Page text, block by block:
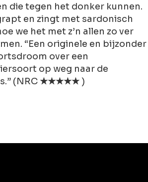
die tegen het donker kunnen.
en zingt met sardonisch
we het met z’n allen zo ver
“Een originele en bijzonder
over een
op weg naar de
(NRC★★★★★)